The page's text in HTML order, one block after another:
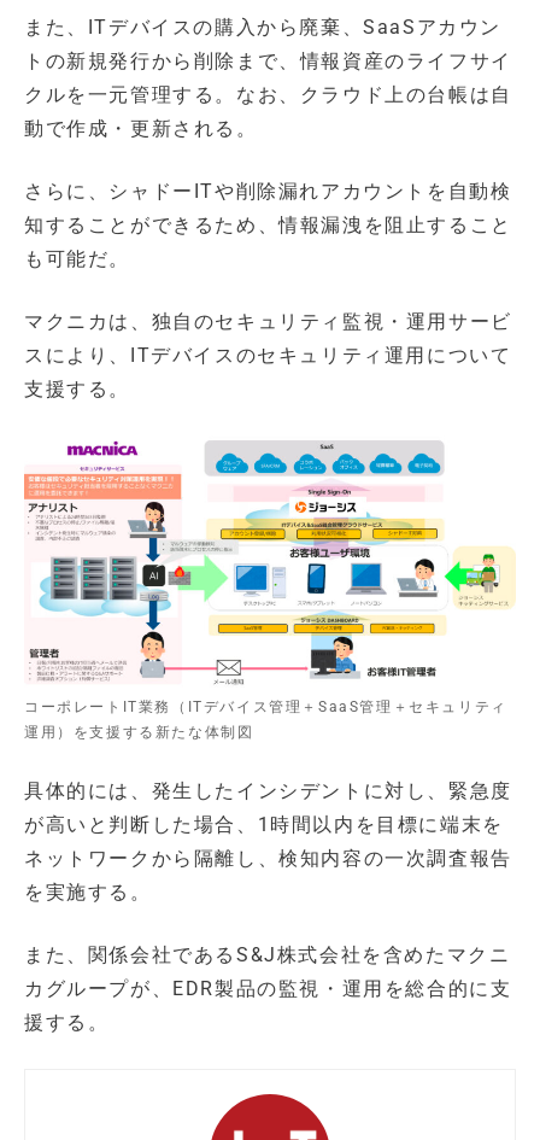
また、ITデバイスの購入から廃棄、SaaSアカウン
トの新規発行から削除まで、情報資産のライフサイ
クルを一元管理する。なお、クラウド上の台帳は自
動で作成・更新される。
さらに、シャドーITや削除漏れアカウントを自動検
知することができるため、情報漏洩を阻止すること
も可能だ。
マクニカは、独自のセキュリティ監視・運用サービ
スにより、ITデバイスのセキュリティ運用について
支援する。
コーポレートIT業務（ITデバイス管理＋SaaS管理＋セキュリティ
運用）を支援する新たな体制図
具体的には、発生したインシデントに対し、緊急度
が高いと判断した場合、1時間以内を目標に端末を
ネットワークから隔離し、検知内容の一次調査報告
を実施する。
また、関係会社であるS&J株式会社を含めたマクニ
カグループが、EDR製品の監視・運用を総合的に支
援する。